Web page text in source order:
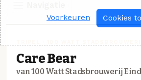
Care Bear
van 100 Watt Stadsbrouwerij
Voorkeuren Cookies